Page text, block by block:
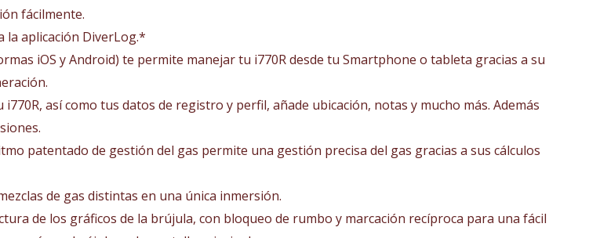
fácilmente.
la aplicación DiverLog.*
iOS y Android) te permite manejar tu i770R desde tu Smartphone o tableta gracias a su
así como tus datos de registro y perfil, añade ubicación, notas y mucho más. Además
patentado de gestión del gas permite una gestión precisa del gas gracias a sus cálculos
de gas distintas en una única inmersión.
de los gráficos de la brújula, con bloqueo de rumbo y marcación recíproca para una fácil